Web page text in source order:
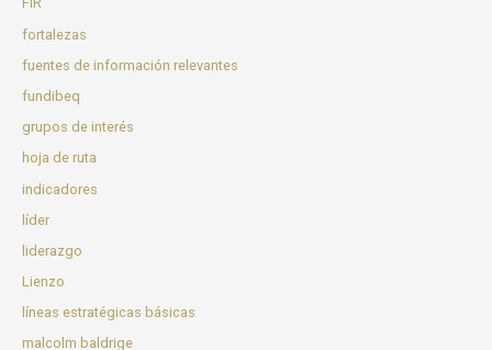
fortalezas
fuentes de información relevantes
fundibeq
grupos de interés
hoja de ruta
indicadores
líder
liderazgo
Lienzo
líneas estratégicas básicas
malcolm baldrige